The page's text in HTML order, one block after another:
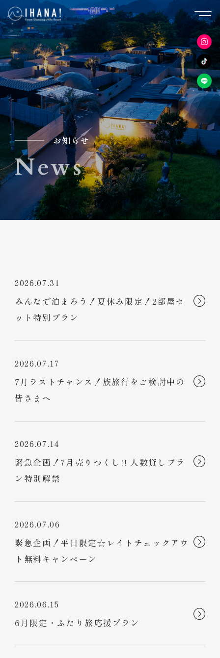
お知らせ
News
2026.07.31
みんなで泊まろう！夏休み限定！2部屋セ
ット特別プラン
2026.07.17
7月ラストチャンス！族旅行をご検討中の
皆さまへ
2026.07.14
緊急企画！7月売りつくし!! 人数貸しプラ
ン特別解禁
2026.07.06
緊急企画！平日限定☆レイトチェックアウ
ト無料キャンペーン
2026.06.15
6月限定・ふたり旅応援プラン